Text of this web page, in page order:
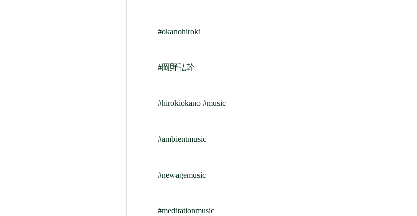
#okanohiroki
#岡野弘幹
#hirokiokano #music
#ambientmusic
#newagemusic
#meditationmusic